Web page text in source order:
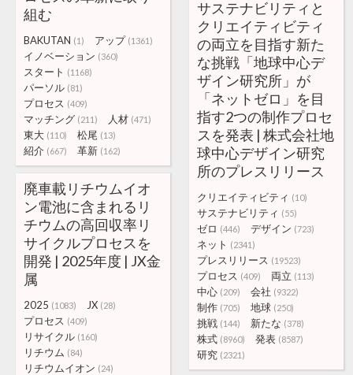
組む
BAKUTAN (1) アップ (1361)
イノベーション (360)
スタート (1168)
パーソル (81)
プロセス (409)
マッチング (211) 人材 (471)
東大 (110) 松尾 (13)
紹介 (667) 革新 (162)
サステナビリティと
クリエイティビティ
の両立を目指す新た
な挑戦「地球中心デ
ザイン研究所」が
「ネットゼロ」を目
指す2つの制作プロセ
スを発表 | 株式会社地
球中心デザイン研究
所のプレスリリース
クリエイティビティ (10)
サステナビリティ (55)
ゼロ (446) デザイン (723)
ネット (2341)
プレスリリース (19523)
プロセス (409) 両立 (113)
中心 (209) 会社 (9322)
制作 (705) 地球 (250)
挑戦 (144) 新たな (378)
株式 (8960) 発表 (8587)
研究 (2321)
廃車載リチウムイオ
ン電池に含まれるリ
チウムの高回収率リ
サイクルプロセスを
開発 | 2025年度 | JX金
属
2025 (1083) JX (28)
プロセス (409)
リサイクル (160)
リチウム (84)
リチウムイオン (24)